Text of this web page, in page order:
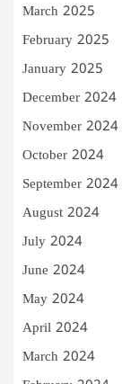
March 2025
February 2025
January 2025
December 2024
November 2024
October 2024
September 2024
August 2024
July 2024
June 2024
May 2024
April 2024
March 2024